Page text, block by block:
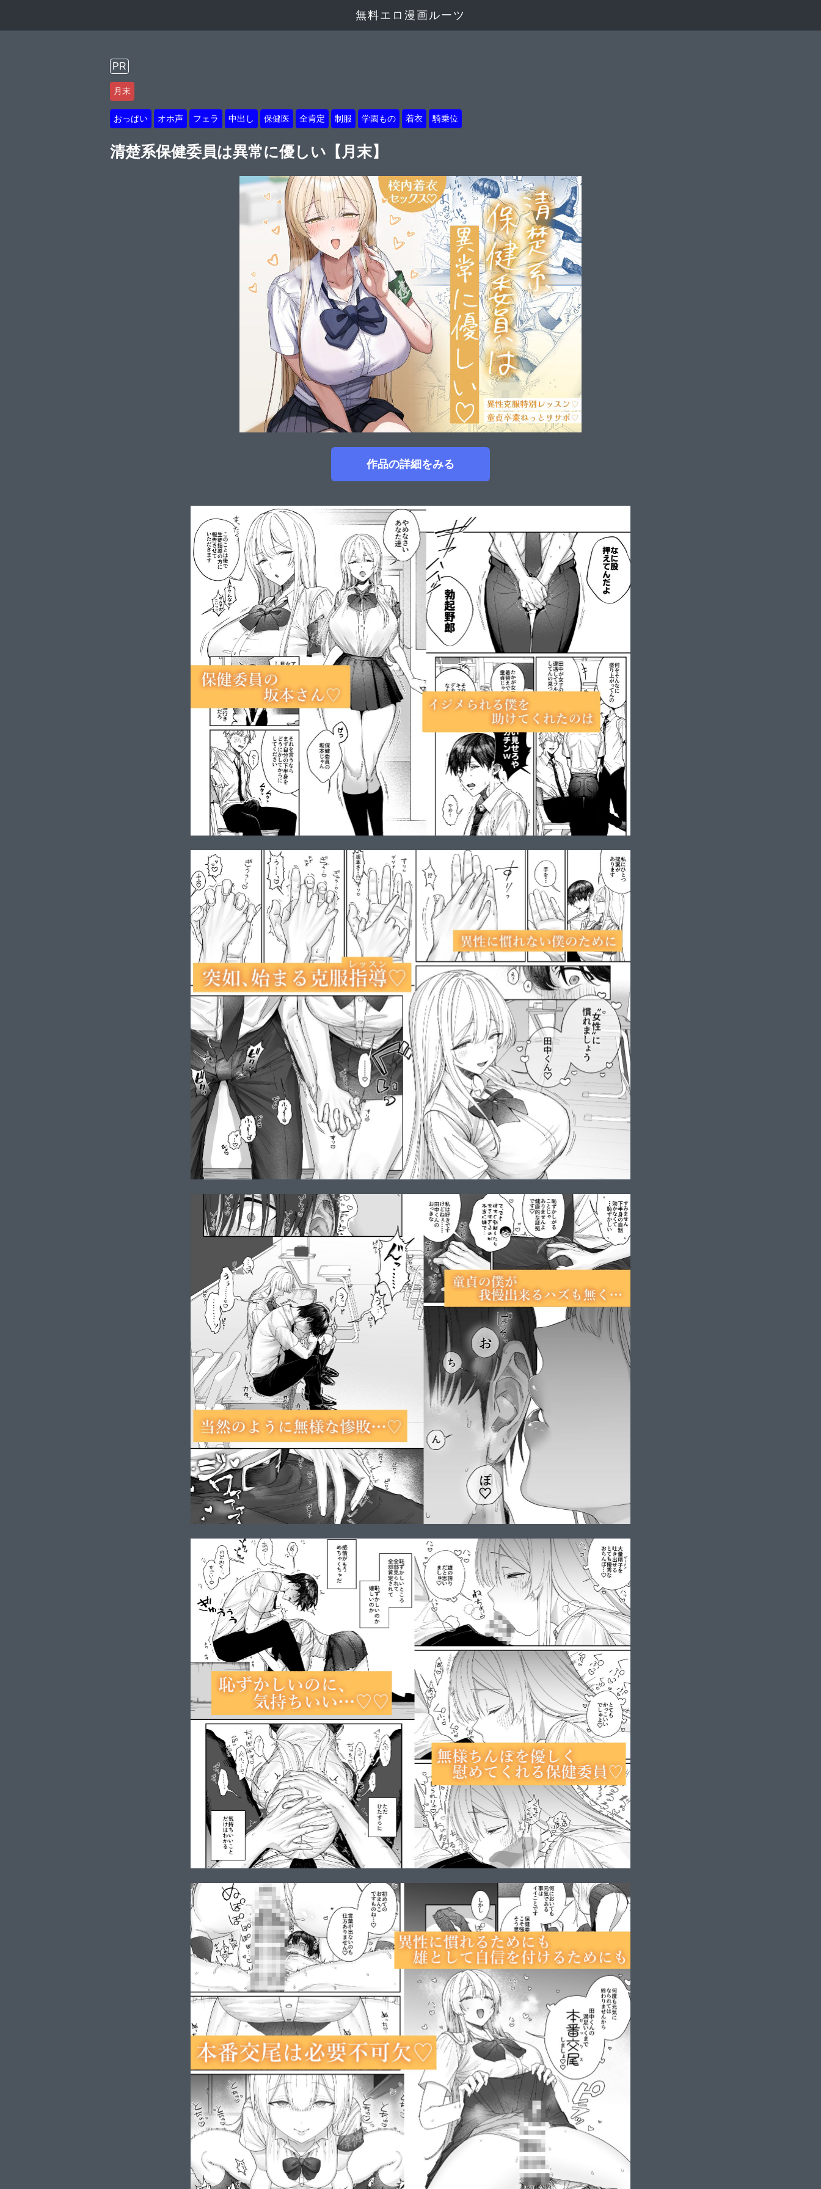
無料エロ漫画ルーツ
PR
月末
おっぱい オホ声 フェラ 中出し 保健医 全肯定 制服 学園もの 着衣 騎乗位
清楚系保健委員は異常に優しい【月末】
作品の詳細をみる